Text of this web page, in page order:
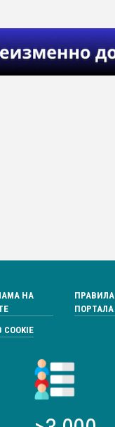
НА
ПРАВИЛА
ПОРТАЛА